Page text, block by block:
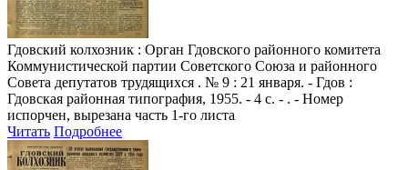
Гдовский колхозник : Орган Гдовского районного комитета
Коммунистической партии Советского Союза и районного
Совета депутатов трудящихся . № 9 : 21 января. - Гдов :
Гдовская районная типография, 1955. - 4 с. - . - Номер
испорчен, вырезана часть 1-го листа
Читать Подробнее